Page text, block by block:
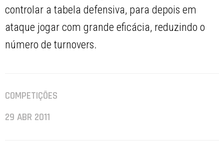
controlar a tabela defensiva, para depois em
ataque jogar com grande eficácia, reduzindo o
número de turnovers.
COMPETIÇÕES
29 ABR 2011